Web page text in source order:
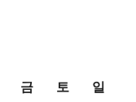
금 토
일